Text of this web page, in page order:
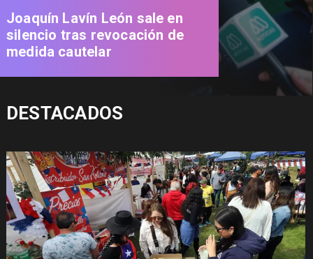
Joaquín Lavín León sale en
silencio tras revocación de
medida cautelar
DESTACADOS